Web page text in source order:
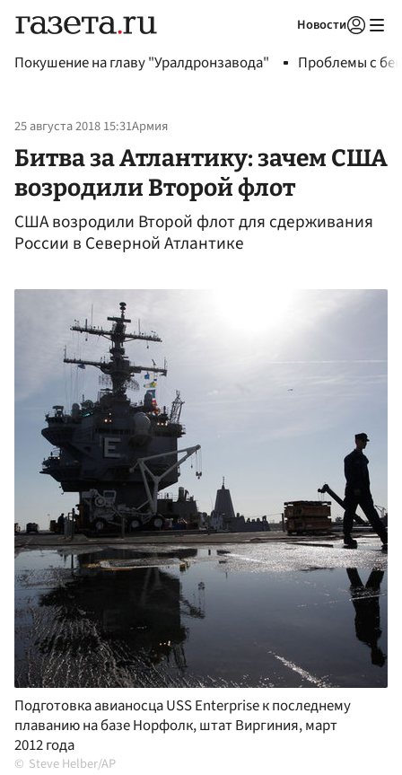
Новости
Покушение на главу "Уралдронзавода" Проблемы с
25 августа 2018 15:31Армия
Битва за Атлантику: зачем США
возродили Второй флот
США возродили Второй флот для сдерживания
России в Северной Атлантике
Подготовка авианосца USS Enterprise к последнему
плаванию на базе Норфолк, штат Виргиния, март
2012 года
Steve Helber/AP